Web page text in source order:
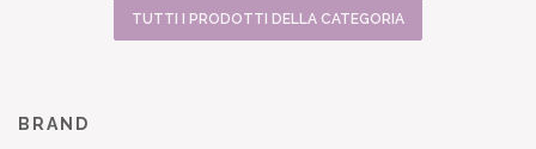
TUTTI I PRODOTTI DELLA CATEGORIA
BRAND